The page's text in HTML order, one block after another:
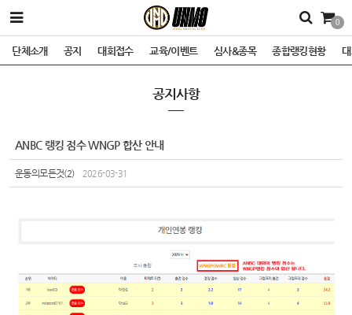
0
단체소개 공지 대회접수 교육/이벤트 심사&종목 종합랭킹현황
공지사항
ANBC 랭킹 점수 WNGP 합산 안내
운동의모든것(2) 2026-03-31